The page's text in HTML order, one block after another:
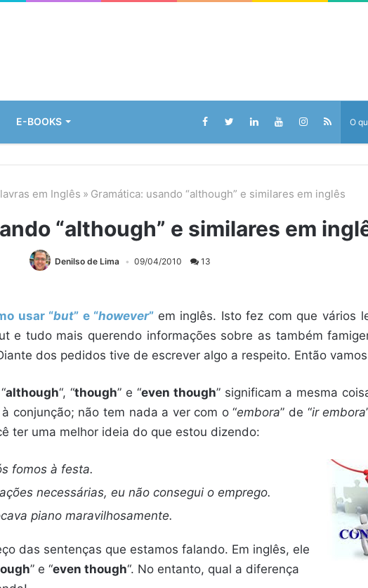
E-BOOKS
em Inglês » Gramática: usando “although” e similares em inglês
“although” e similares em
Denilso de Lima 09/04/2010 13
usar “but” e “however” em inglês. Isto fez com que vários
e tudo mais querendo informações sobre as também
dos pedidos tive de escrever algo a respeito. Então
although“, “though” e “even though” significam a mesma
conjunção; não tem nada a ver com o “embora” de “ir embora
ter uma melhor ideia do que estou dizendo:
fomos à festa.
necessárias, eu não consegui o emprego.
piano maravilhosamente.
das sentenças que estamos falando. Em inglês, ele
” e “even though“. No entanto, qual a diferença